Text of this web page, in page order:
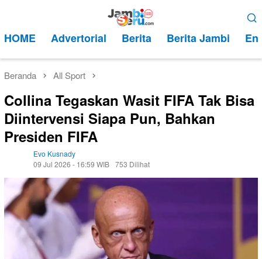
kontenMobile
HOME Advertorial Berita Berita Jambi
Beranda All Sport
Collina Tegaskan Wasit FIFA Tak Bisa
Diintervensi Siapa Pun, Bahkan
Presiden FIFA
Evo Kusnady
09 Jul 2026 - 16:59 WIB 753 Dilihat